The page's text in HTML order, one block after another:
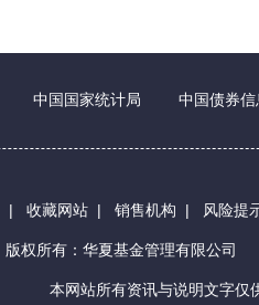
中国国家统计局 中国债券信
| 收藏网站 | 销售机构 | 风险提
版权所有：华夏基金管理有限公司
本网站所有资讯与说明文字仅